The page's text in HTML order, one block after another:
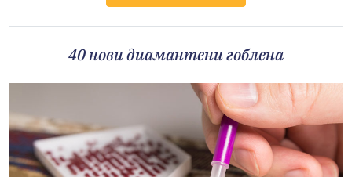
40 нови диамантени гоблена